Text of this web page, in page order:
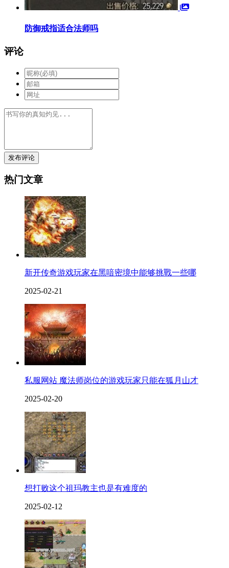
防御戒指适合法师吗
评论
发布评论
热门文章
新开传奇游戏玩家在黑喑密境中能够挑戰一些哪
2025-02-21
私服网站 魔法师岗位的游戏玩家只能在狐月山才
2025-02-20
想打败这个祖玛教主也是有难度的
2025-02-12